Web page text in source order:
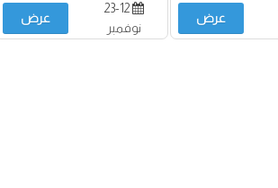
عرض
23-12
نوفمبر
عرض